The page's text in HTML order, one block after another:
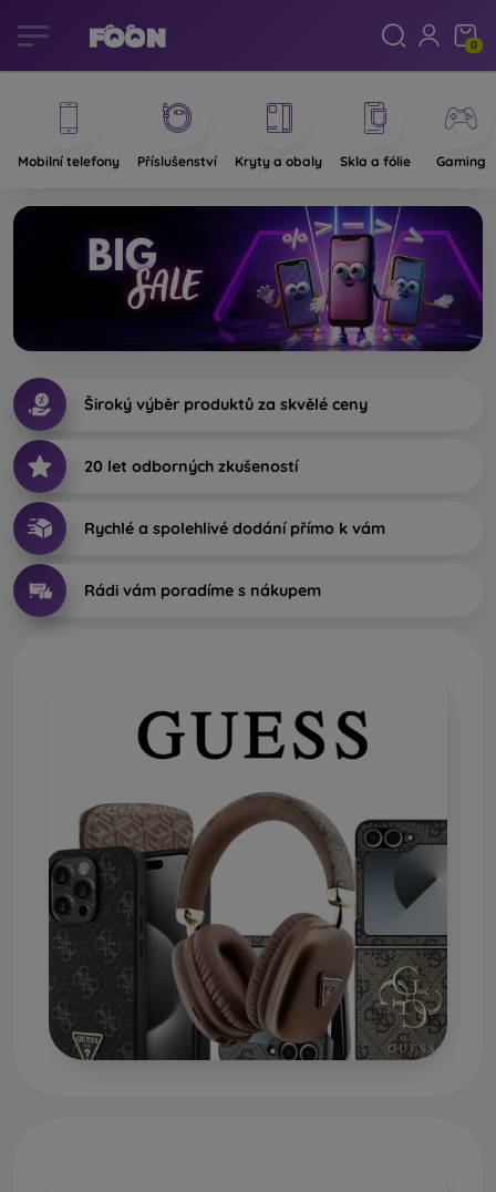
0
Mobilní telefony Příslušenství Kryty a obaly Skla a fólie Gaming
Široký výběr produktů za skvělé ceny
20 let odborných zkušeností
Rychlé a spolehlivé dodání přímo k vám
Rádi vám poradíme s nákupem